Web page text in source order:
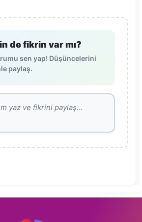
de fikrin var mı?
sen yap! Düşüncelerini
paylaş.